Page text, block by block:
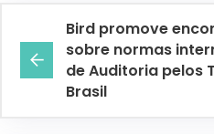
Bird promove
sobre normas
de Auditoria pelos
Brasil